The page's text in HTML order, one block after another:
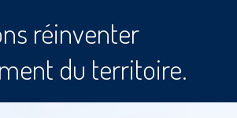
réinventer
du territoire.